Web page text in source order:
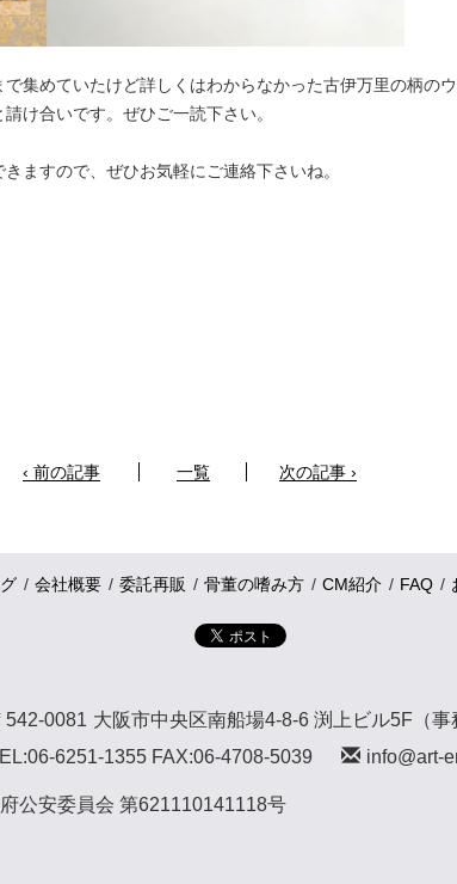
集めていたけど詳しくはわからなかった古伊万里の柄の
け合いです。ぜひご一読下さい。
ますので、ぜひお気軽にご連絡下さいね。
‹ 前の記事 一覧 次の記事 ›
会社概要 委託再販 骨董の嗜み方 CM紹介 FAQ
542-0081 大阪市中央区南船場4-8-6 渕上ビル5F（事
6251-1355 FAX:06-4708-5039
info@art-
公安委員会 第621110141118号